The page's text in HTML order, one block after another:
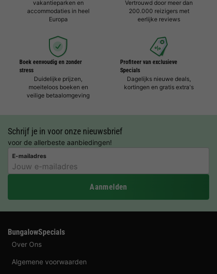
vakantieparken en
accommodaties in heel
Europa
Vertrouwd door meer dan
200.000 reizigers met
eerlijke reviews
Boek eenvoudig en zonder
stress
Duidelijke prijzen,
moeiteloos boeken en
veilige betaalomgeving
Profiteer van exclusieve
Specials
Dagelijks nieuwe deals,
kortingen en gratis extra's
Schrijf je in voor onze nieuwsbrief
voor de allerbeste aanbiedingen!
E-mailadres
Aanmelden
BungalowSpecials
Over Ons
Algemene voorwaarden